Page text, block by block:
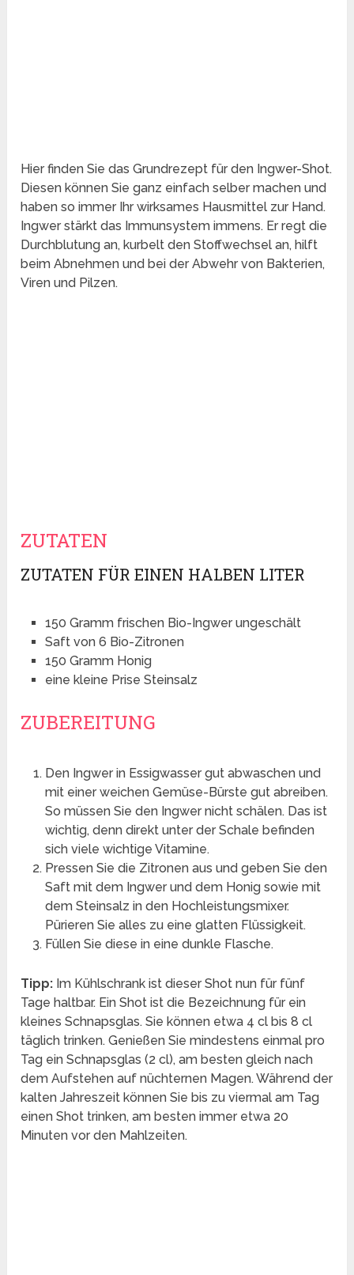
Hier finden Sie das Grundrezept für den Ingwer-Shot.
Diesen können Sie ganz einfach selber machen und
haben so immer Ihr wirksames Hausmittel zur Hand.
Ingwer stärkt das Immunsystem immens. Er regt die
Durchblutung an, kurbelt den Stoffwechsel an, hilft
beim Abnehmen und bei der Abwehr von Bakterien,
Viren und Pilzen.
ZUTATEN
ZUTATEN FÜR EINEN HALBEN LITER
150 Gramm frischen Bio-Ingwer ungeschält
Saft von 6 Bio-Zitronen
150 Gramm Honig
eine kleine Prise Steinsalz
ZUBEREITUNG
Den Ingwer in Essigwasser gut abwaschen und
mit einer weichen Gemüse-Bürste gut abreiben.
So müssen Sie den Ingwer nicht schälen. Das ist
wichtig, denn direkt unter der Schale befinden
sich viele wichtige Vitamine.
Pressen Sie die Zitronen aus und geben Sie den
Saft mit dem Ingwer und dem Honig sowie mit
dem Steinsalz in den Hochleistungsmixer.
Pürieren Sie alles zu eine glatten Flüssigkeit.
Füllen Sie diese in eine dunkle Flasche.
Tipp: Im Kühlschrank ist dieser Shot nun für fünf
Tage haltbar. Ein Shot ist die Bezeichnung für ein
kleines Schnapsglas. Sie können etwa 4 cl bis 8 cl
täglich trinken. Genießen Sie mindestens einmal pro
Tag ein Schnapsglas (2 cl), am besten gleich nach
dem Aufstehen auf nüchternen Magen. Während der
kalten Jahreszeit können Sie bis zu viermal am Tag
einen Shot trinken, am besten immer etwa 20
Minuten vor den Mahlzeiten.